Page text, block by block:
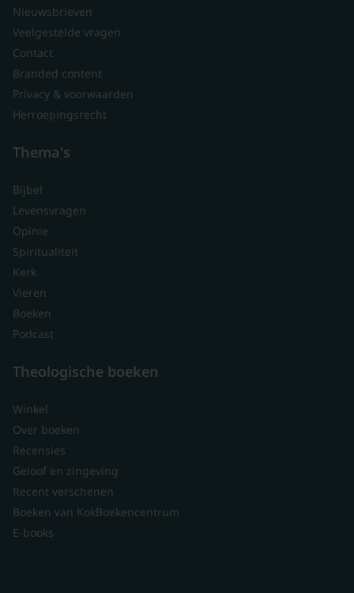
Nieuwsbrieven
Veelgestelde vragen
Contact
Branded content
Privacy & voorwaarden
Herroepingsrecht
Thema's
Bijbel
Levensvragen
Opinie
Spiritualiteit
Kerk
Vieren
Boeken
Podcast
Theologische boeken
Winkel
Over boeken
Recensies
Geloof en zingeving
Recent verschenen
Boeken van KokBoekencentrum
E-books